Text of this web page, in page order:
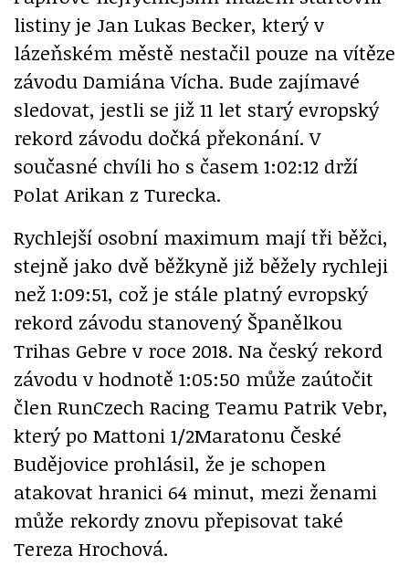
listiny je Jan Lukas Becker, který v
lázeňském městě nestačil pouze na vítěze
závodu Damiána Vícha. Bude zajímavé
sledovat, jestli se již 11 let starý evropský
rekord závodu dočká překonání. V
současné chvíli ho s časem 1:02:12 drží
Polat Arikan z Turecka.
Rychlejší osobní maximum mají tři běžci,
stejně jako dvě běžkyně již běžely rychleji
než 1:09:51, což je stále platný evropský
rekord závodu stanovený Španělkou
Trihas Gebre v roce 2018. Na český rekord
závodu v hodnotě 1:05:50 může zaútočit
člen RunCzech Racing Teamu Patrik Vebr,
který po Mattoni 1/2Maratonu České
Budějovice prohlásil, že je schopen
atakovat hranici 64 minut, mezi ženami
může rekordy znovu přepisovat také
Tereza Hrochová.